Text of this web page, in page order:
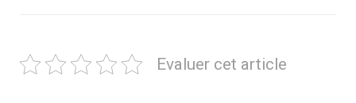
Evaluer cet article